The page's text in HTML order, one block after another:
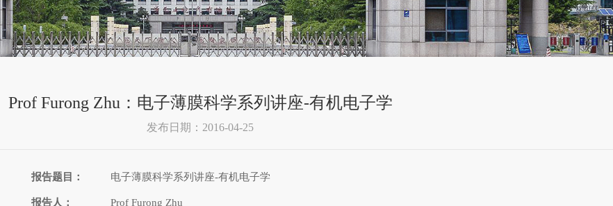
Prof Furong Zhu：电子薄膜科学系列讲座-有机电子学
发布日期：2016-04-25
报告题目： 电子薄膜科学系列讲座-有机电子学
报告人： Prof Furong Zhu